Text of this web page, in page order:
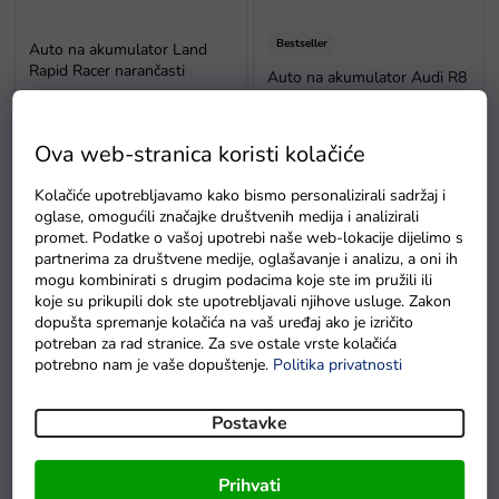
Ova web-stranica koristi kolačiće
Kolačiće upotrebljavamo kako bismo personalizirali sadržaj i
oglase, omogućili značajke društvenih medija i analizirali
promet. Podatke o vašoj upotrebi naše web-lokacije dijelimo s
partnerima za društvene medije, oglašavanje i analizu, a oni ih
mogu kombinirati s drugim podacima koje ste im pružili ili
koje su prikupili dok ste upotrebljavali njihove usluge. Zakon
dopušta spremanje kolačića na vaš uređaj ako je izričito
potreban za rad stranice. Za sve ostale vrste kolačića
potrebno nam je vaše dopuštenje. Politika privatnosti
Postavke
Prihvati
Auto na akumulator Land
Rapid Racer narančasti
Prosječna
ocjena
proizvoda
je
5,0
od
5
zvjezdica.
Bestseller
Auto na akumulator Audi R8
Auto na akumulator Audi R8
Na zalihama
Bestseller
UTV 24V 4x200W zlatno
Prosječna
Na zalihama